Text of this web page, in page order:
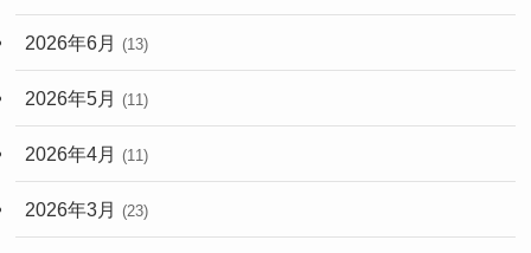
2026年6月 (13)
2026年5月 (11)
2026年4月 (11)
2026年3月 (23)